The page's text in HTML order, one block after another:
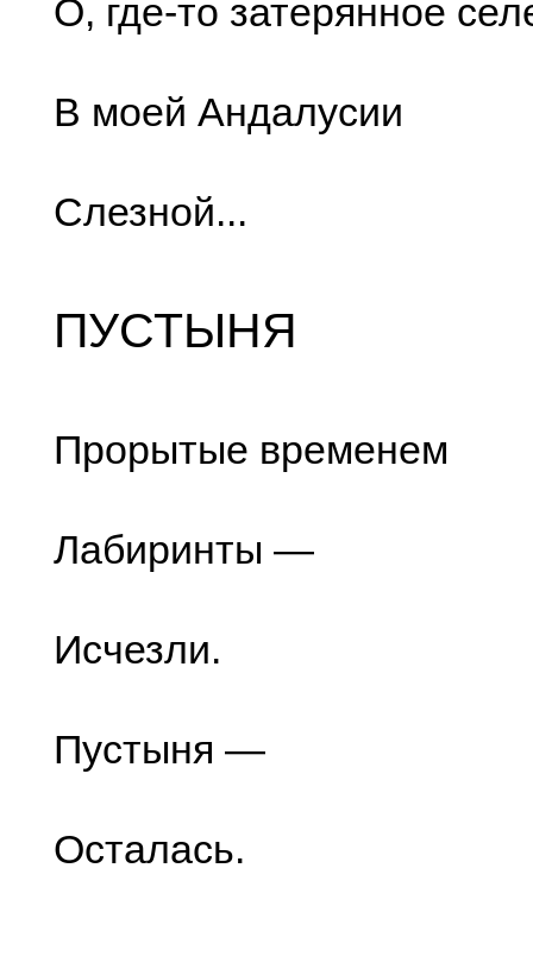
О, где-то затерянное
В моей Андалусии
Слезной...
ПУСТЫНЯ
Прорытые временем
Лабиринты —
Исчезли.
Пустыня —
Осталась.